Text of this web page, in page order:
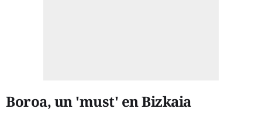
Boroa, un 'must' en Bizkaia